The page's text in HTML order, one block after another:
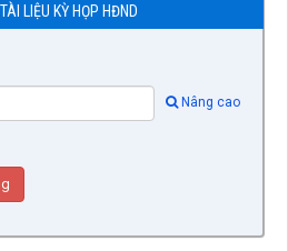
LIỆU KỲ HỌP HĐND
Nâng cao